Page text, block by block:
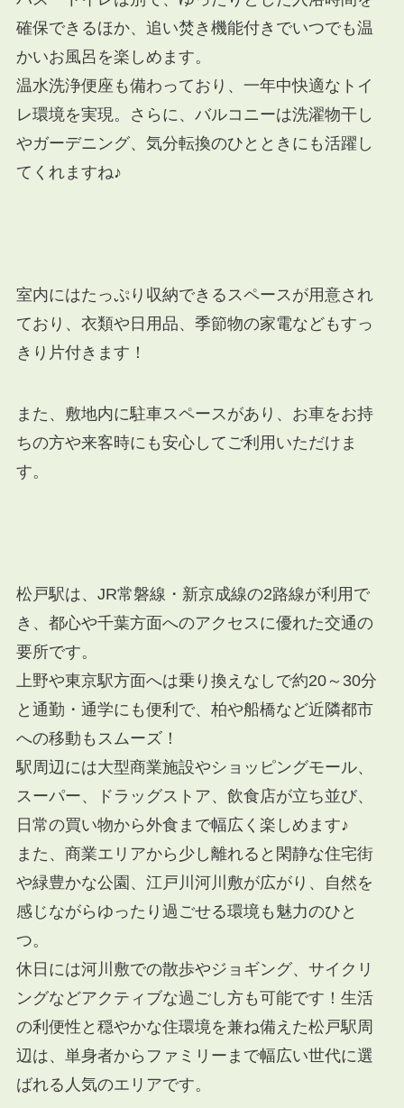
確保できるほか、追い焚き機能付きでいつでも温
かいお風呂を楽しめます。
温水洗浄便座も備わっており、一年中快適なトイ
レ環境を実現。さらに、バルコニーは洗濯物干し
やガーデニング、気分転換のひとときにも活躍し
てくれますね♪
室内にはたっぷり収納できるスペースが用意され
ており、衣類や日用品、季節物の家電などもすっ
きり片付きます！
また、敷地内に駐車スペースがあり、お車をお持
ちの方や来客時にも安心してご利用いただけま
す。
松戸駅は、JR常磐線・新京成線の2路線が利用で
き、都心や千葉方面へのアクセスに優れた交通の
要所です。
上野や東京駅方面へは乗り換えなしで約20～30分
と通勤・通学にも便利で、柏や船橋など近隣都市
への移動もスムーズ！
駅周辺には大型商業施設やショッピングモール、
スーパー、ドラッグストア、飲食店が立ち並び、
日常の買い物から外食まで幅広く楽しめます♪
また、商業エリアから少し離れると閑静な住宅街
や緑豊かな公園、江戸川河川敷が広がり、自然を
感じながらゆったり過ごせる環境も魅力のひと
つ。
休日には河川敷での散歩やジョギング、サイクリ
ングなどアクティブな過ごし方も可能です！生活
の利便性と穏やかな住環境を兼ね備えた松戸駅周
辺は、単身者からファミリーまで幅広い世代に選
ばれる人気のエリアです。